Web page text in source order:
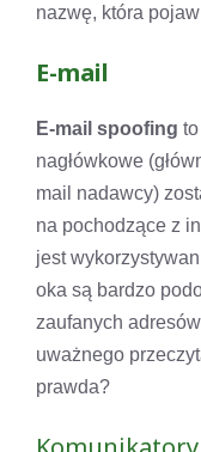
nazwę, która
E-mail
E-mail spoofing
nagłówkowe
mail nadawcy)
na pochodzące z
jest
oka są bardzo
zaufanych
uważnego
prawda?